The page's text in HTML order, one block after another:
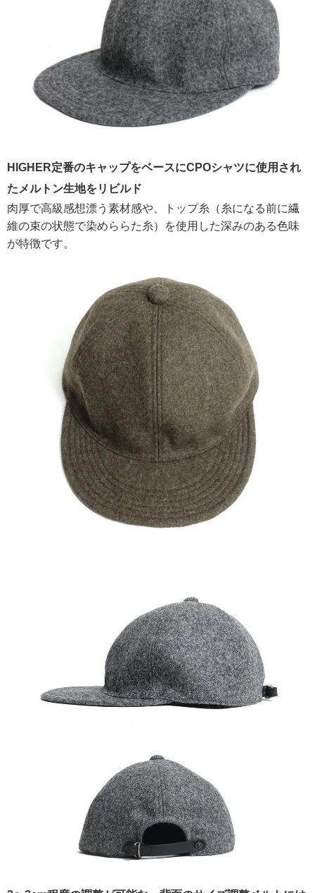
HIGHER定番のキャップをベースにCPOシャツに使用され
たメルトン生地をリビルド
肉厚で高級感想漂う素材感や、トップ糸（糸になる前に繊
維の束の状態で染めららた糸）を使用した深みのある色味
が特徴です。